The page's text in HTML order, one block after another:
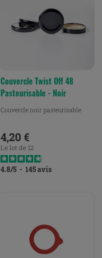
Couvercle Twist Off 48
Pasteurisable - Noir
Couvercle noir pasteurisable
Prix
4,20 €
Le lot de 12
4.8/5 - 145avis